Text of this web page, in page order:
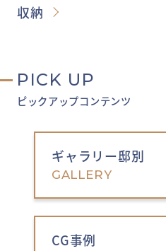
収納
PICK UP
ピックアップコンテンツ
ギャラリー邸別
GALLERY
CG事例